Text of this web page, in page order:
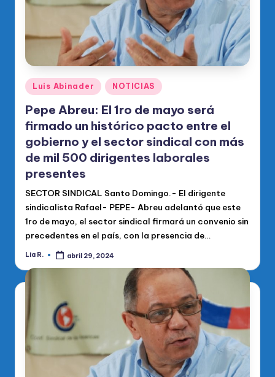
Publicado
en
Luis Abinader NOTICIAS
Pepe Abreu: El 1ro de mayo será
firmado un histórico pacto entre el
gobierno y el sector sindical con más
de mil 500 dirigentes laborales
presentes
SECTOR SINDICAL Santo Domingo.- El dirigente
sindicalista Rafael- PEPE- Abreu adelantó que este
1ro de mayo, el sector sindical firmará un convenio sin
precedentes en el país, con la presencia de…
Publicado
Lia R. abril 29, 2024